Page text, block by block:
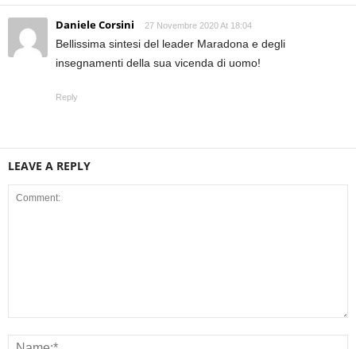
Daniele Corsini 27 Novembre 2020 At 18:04
Bellissima sintesi del leader Maradona e degli
insegnamenti della sua vicenda di uomo!
Reply
LEAVE A REPLY